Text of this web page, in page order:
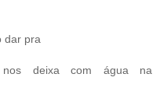
dar pra
deixa com água na